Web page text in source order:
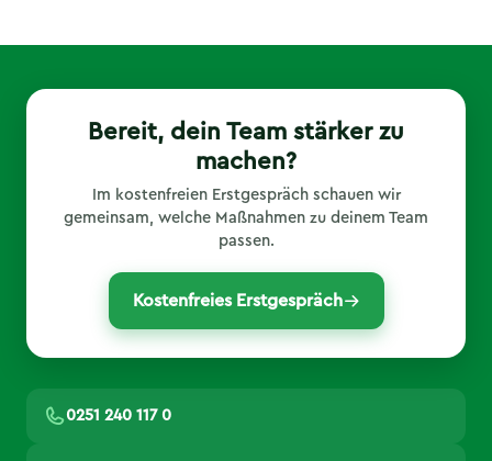
einchecken.
Bereit, dein Team stärker zu
machen?
Im kostenfreien Erstgespräch schauen wir
gemeinsam, welche Maßnahmen zu deinem Team
passen.
Kostenfreies Erstgespräch
0251 240 117 0